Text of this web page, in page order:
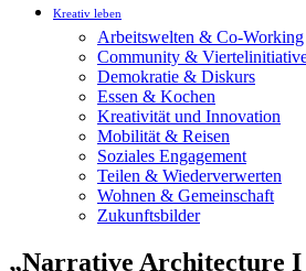
Kreativ leben
Arbeitswelten & Co-Working
Community &
Demokratie & Diskurs
Essen & Kochen
Kreativität und Innovation
Mobilität & Reisen
Soziales Engagement
Teilen & Wiederverwerten
Wohnen & Gemeinschaft
Zukunftsbilder
„Narrative Architecture I